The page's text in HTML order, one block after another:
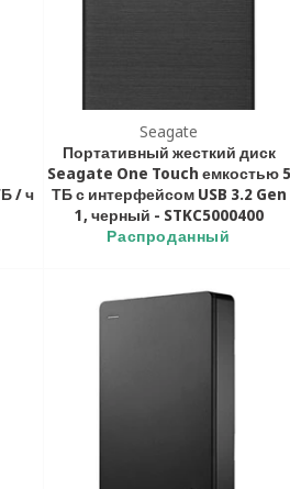
/ ч
Seagate
Портативный жесткий диск
Seagate One Touch емкостью 5
ТБ с интерфейсом USB 3.2 Gen
1, черный - STKC5000400
Распроданный